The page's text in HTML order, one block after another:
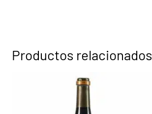
Productos relacionados